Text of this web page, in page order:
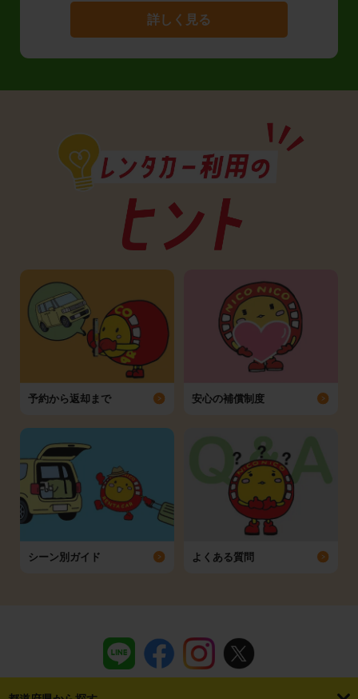
詳しく見る
予約から返却まで 安心の補償制度
シーン別ガイド よくある質問